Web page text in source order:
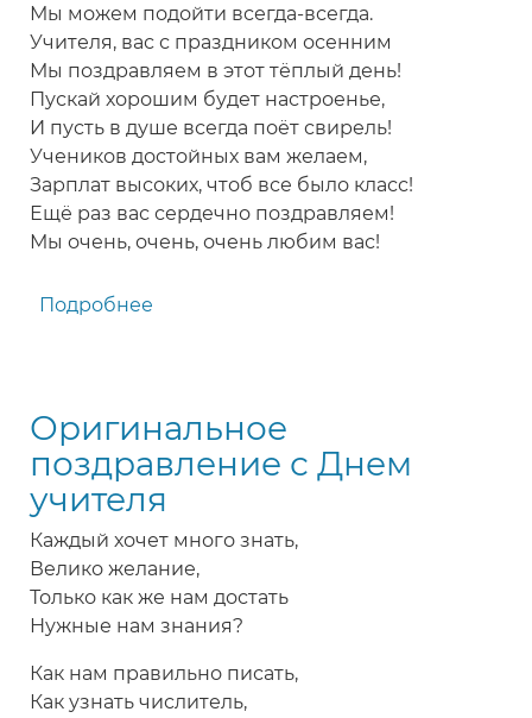
Мы можем подойти всегда-всегда.
Учителя, вас с праздником осенним
Мы поздравляем в этот тёплый день!
Пускай хорошим будет настроенье,
И пусть в душе всегда поёт свирель!
Учеников достойных вам желаем,
Зарплат высоких, чтоб все было класс!
Ещё раз вас сердечно поздравляем!
Мы очень, очень, очень любим вас!
Подробнее
от
учеников
на
День
учителя
Оригинальное
поздравление с Днем
учителя
Каждый хочет много знать,
Велико желание,
Только как же нам достать
Нужные нам знания?
Как нам правильно писать,
Как узнать числитель,